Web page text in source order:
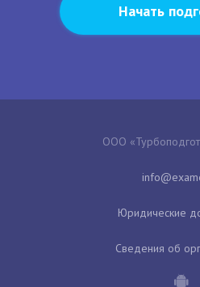
Начать
ООО
Юридические
Сведения об